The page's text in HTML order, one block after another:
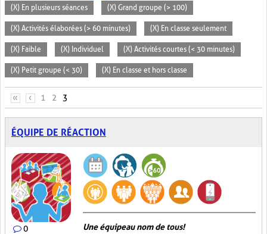
(X) En plusieurs séances (X) Grand groupe (> 100)
(X) Activités élaborées (> 60 minutes) (X) En classe seulement
(X) Faible (X) Individuel (X) Activités courtes (< 30 minutes)
(X) Petit groupe (< 30) (X) En classe et hors classe
PAGES
« ‹ 1 2 3
ÉQUIPE DE RÉACTION
0 Une équipe au nom de tous!